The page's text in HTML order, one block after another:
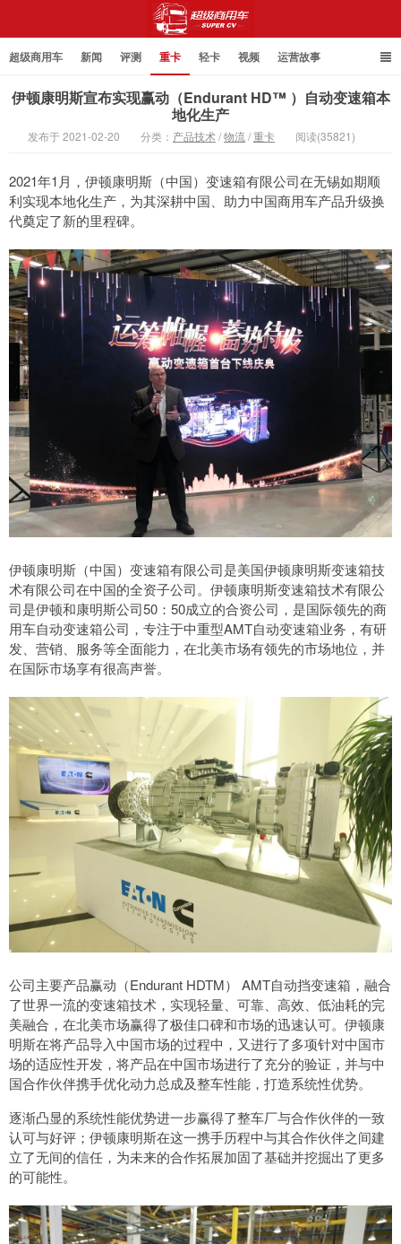
超级商用车
超级商用车 新闻 评测 重卡 轻卡 视频 运营故事
伊顿康明斯宣布实现赢动（Endurant HD™ ）自动变速箱本
地化生产
发布于 2021-02-20 分类： 产品技术/物流 /重卡 阅读(35821)
2021年1月，伊顿康明斯（中国）变速箱有限公司在无锡如期顺
利实现本地化生产，为其深耕中国、助力中国商用车产品升级换
代奠定了新的里程碑。
伊顿康明斯（中国）变速箱有限公司是美国伊顿康明斯变速箱技
术有限公司在中国的全资子公司。伊顿康明斯变速箱技术有限公
司是伊顿和康明斯公司50：50成立的合资公司，是国际领先的商
用车自动变速箱公司，专注于中重型AMT自动变速箱业务，有研
发、营销、服务等全面能力，在北美市场有领先的市场地位，并
在国际市场享有很高声誉。
公司主要产品赢动（Endurant HDTM） AMT自动挡变速箱，融合
了世界一流的变速箱技术，实现轻量、可靠、高效、低油耗的完
美融合，在北美市场赢得了极佳口碑和市场的迅速认可。伊顿康
明斯在将产品导入中国市场的过程中，又进行了多项针对中国市
场的适应性开发，将产品在中国市场进行了充分的验证，并与中
国合作伙伴携手优化动力总成及整车性能，打造系统性优势。
逐渐凸显的系统性能优势进一步赢得了整车厂与合作伙伴的一致
认可与好评；伊顿康明斯在这一携手历程中与其合作伙伴之间建
立了无间的信任，为未来的合作拓展加固了基础并挖掘出了更多
的可能性。